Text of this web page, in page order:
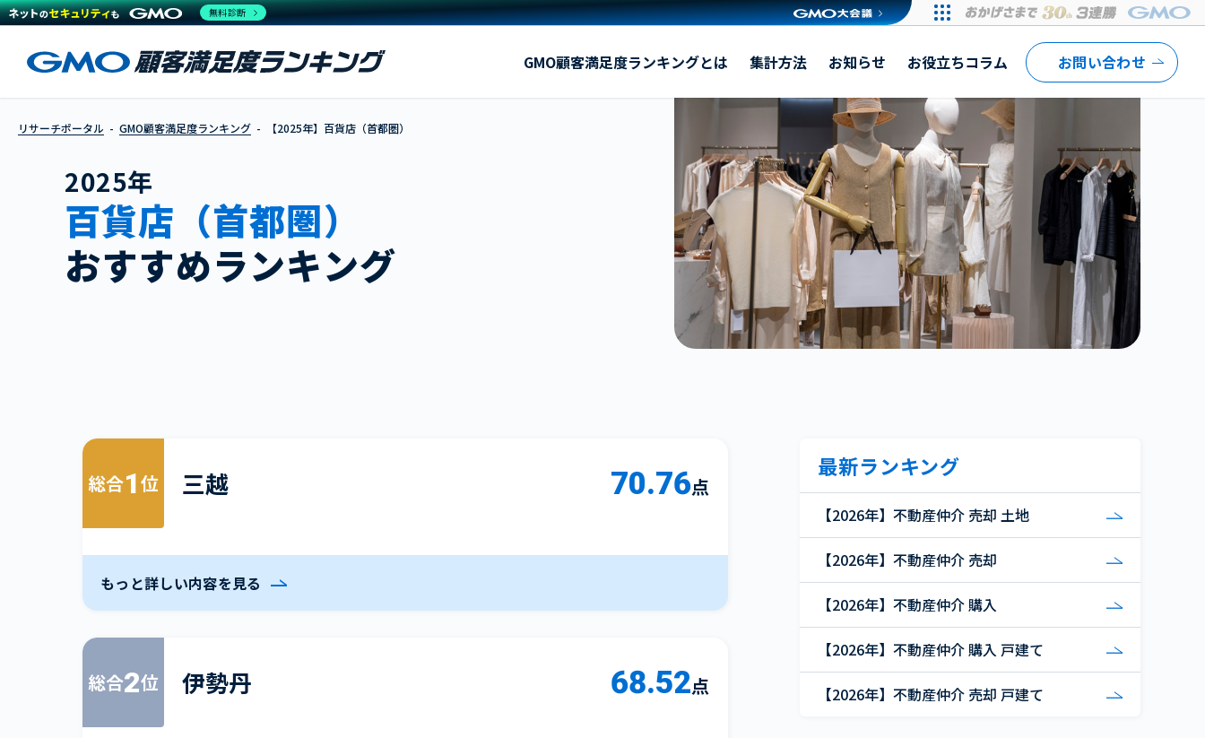
【2025年】百貨店（首都圏）GMO顧客満足度ランキングとは 集計方法 お知らせ お役立ちコラム お問い合わせ
リサーチポータル GMO顧客満足度ランキング 【2025年】百貨店（首都圏）
2025年
百貨店（首都圏）
おすすめランキング
総合1位 三越 70.76点
もっと詳しい内容を見る
総合2位 伊勢丹 68.52点
最新ランキング
【2026年】不動産仲介 売却 土地
【2026年】不動産仲介 売却
【2026年】不動産仲介 購入
【2026年】不動産仲介 購入 戸建て
【2026年】不動産仲介 売却 戸建て
無料診断